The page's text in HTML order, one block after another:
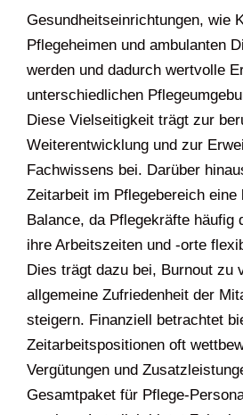
Gesundheitseinrichtungen, wie
Pflegeheimen und ambulanten
werden und dadurch wertvolle
unterschiedlichen
Diese Vielseitigkeit trägt zur
Weiterentwicklung und zur
Fachwissens bei. Darüber
Zeitarbeit im Pflegebereich
Balance, da Pflegekräfte häufig
ihre Arbeitszeiten und -orte
Dies trägt dazu bei, Burnout zu
allgemeine Zufriedenheit der
steigern. Finanziell betrachtet
Zeitarbeitspositionen oft
Vergütungen und
Gesamtpaket für Pflege-